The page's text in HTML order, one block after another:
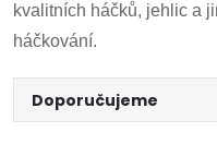
kvalitních háčků, jehlic a
háčkování.
Ř
Doporučujeme